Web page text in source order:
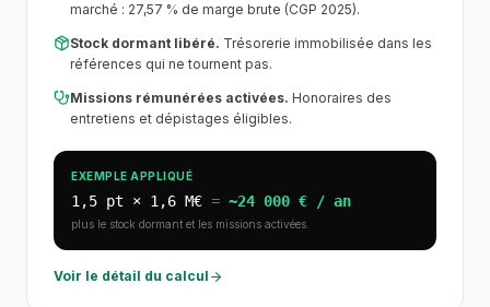
marché : 27,57 % de marge brute (CGP 2025).
Stock dormant libéré. Trésorerie immobilisée dans les
références qui ne tournent pas.
Missions rémunérées activées. Honoraires des
entretiens et dépistages éligibles.
EXEMPLE APPLIQUÉ
1,5 pt × 1,6 M€ = ~24 000 € / an
plus le stock dormant et les missions activées.
Voir le détail du calcul